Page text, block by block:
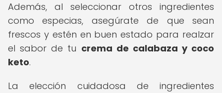
Además, al seleccionar otros ingredientes
como especias, asegúrate de que sean
frescos y estén en buen estado para realzar
el sabor de tu crema de calabaza y coco
keto.
La elección cuidadosa de ingredientes